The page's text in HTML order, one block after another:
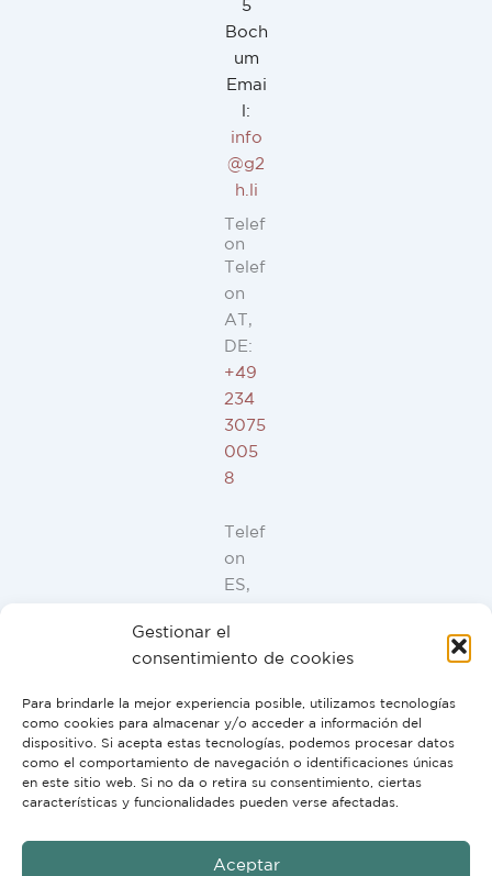
Gestionar el
consentimiento de cookies
Para brindarle la mejor experiencia posible, utilizamos tecnologías
como cookies para almacenar y/o acceder a información del
dispositivo. Si acepta estas tecnologías, podemos procesar datos
como el comportamiento de navegación o identificaciones únicas
en este sitio web. Si no da o retira su consentimiento, ciertas
características y funcionalidades pueden verse afectadas.
Aceptar
5
Boch
um
Emai
l:
info
@g2
h.li
Telef
on
Telef
on
AT,
DE:
+49
234
3075
005
8
Telef
on
ES,
IT,
PT:
91
946
44